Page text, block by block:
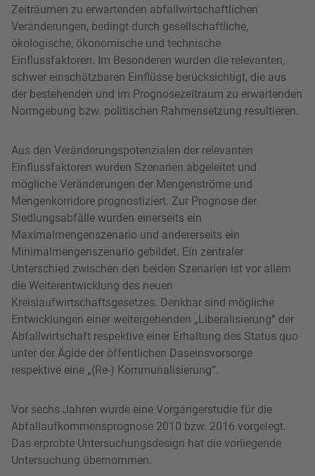
Zeiträumen zu erwartenden abfallwirtschaftlichen
Veränderungen, bedingt durch gesellschaftliche,
ökologische, ökonomische und technische
Einflussfaktoren. Im Besonderen wurden die relevanten,
schwer einschätzbaren Einflüsse berücksichtigt, die aus
der bestehenden und im Prognosezeitraum zu erwartenden
Normgebung bzw. politischen Rahmensetzung resultieren.
Aus den Veränderungspotenzialen der relevanten
Einflussfaktoren wurden Szenarien abgeleitet und
mögliche Veränderungen der Mengenströme und
Mengenkorridore prognostiziert. Zur Prognose der
Siedlungsabfälle wurden einerseits ein
Maximalmengenszenario und andererseits ein
Minimalmengenszenario gebildet. Ein zentraler
Unterschied zwischen den beiden Szenarien ist vor allem
die Weiterentwicklung des neuen
Kreislaufwirtschaftsgesetzes. Denkbar sind mögliche
Entwicklungen einer weitergehenden „Liberalisierung“ der
Abfallwirtschaft respektive einer Erhaltung des Status quo
unter der Ägide der öffentlichen Daseinsvorsorge
respektive eine „(Re-) Kommunalisierung“.
Vor sechs Jahren wurde eine Vorgängerstudie für die
Abfallaufkommensprognose 2010 bzw. 2016 vorgelegt.
Das erprobte Untersuchungsdesign hat die vorliegende
Untersuchung übernommen.